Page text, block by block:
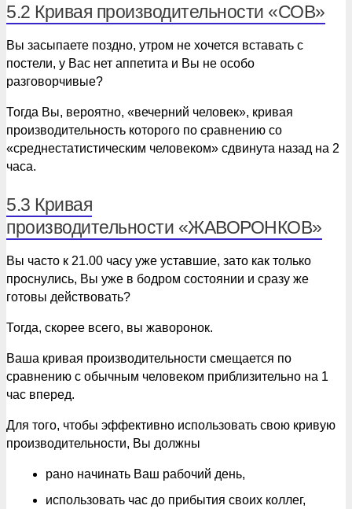
5.2 Кривая производительности «СОВ»
Вы засыпаете поздно, утром не хочется вставать с
постели, у Вас нет аппетита и Вы не особо
разговорчивые?
Тогда Вы, вероятно, «вечерний человек», кривая
производительность которого по сравнению со
«среднестатистическим человеком» сдвинута назад на 2
часа.
5.3 Кривая
производительности «ЖАВОРОНКОВ»
Вы часто к 21.00 часу уже уставшие, зато как только
проснулись, Вы уже в бодром состоянии и сразу же
готовы действовать?
Тогда, скорее всего, вы жаворонок.
Ваша кривая производительности смещается по
сравнению с обычным человеком приблизительно на 1
час вперед.
Для того, чтобы эффективно использовать свою кривую
производительности, Вы должны
рано начинать Ваш рабочий день,
использовать час до прибытия своих коллег,